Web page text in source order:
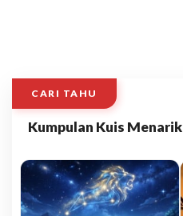
CARI TAHU
Kumpulan Kuis Menarik